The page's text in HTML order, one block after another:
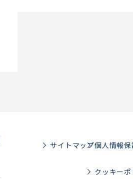
サイトマップ個人情報
クッキー